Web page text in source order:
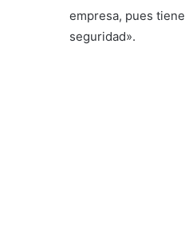
empresa, pues
seguridad».